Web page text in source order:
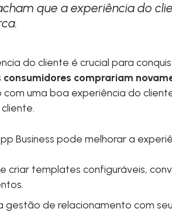
que a experiência do
do cliente é crucial para
consumidores comprariam
uma boa experiência do
Business pode melhorar a
criar templates configuráveis,
gestão de relacionamento com